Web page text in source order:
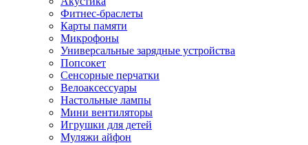
Фитнес-браслеты
Карты памяти
Микрофоны
Универсальные зарядные устройства
Попсокет
Сенсорные перчатки
Велоаксессуары
Настольные лампы
Мини вентиляторы
Игрушки для детей
Муляжи айфон